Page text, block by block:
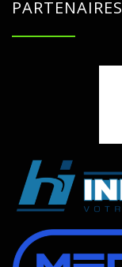
PARTENAIRES